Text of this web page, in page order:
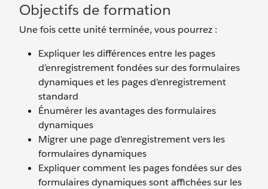
Objectifs de formation
Une fois cette unité terminée, vous pourrez :
Expliquer les différences entre les pages
d’enregistrement fondées sur des formulaires
dynamiques et les pages d’enregistrement
standard
Énumérer les avantages des formulaires
dynamiques
Migrer une page d’enregistrement vers les
formulaires dynamiques
Expliquer comment les pages fondées sur des
formulaires dynamiques sont affichées sur les